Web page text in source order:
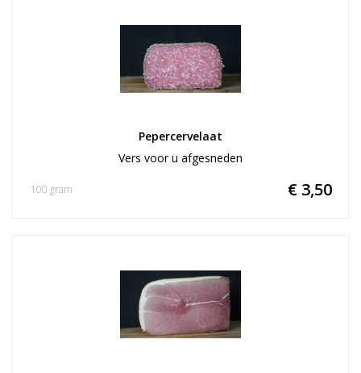
Pepercervelaat
Vers voor u afgesneden
€ 3,50
100 gram